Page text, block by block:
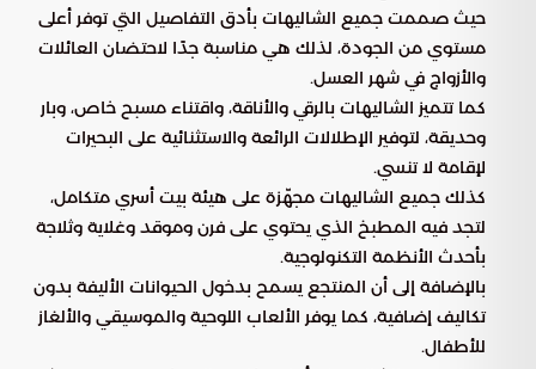
حيث صممت جميع الشاليهات بأدق التفاصيل التي توفر أعلى
مستوي من الجودة، لذلك هي مناسبة جدًا لاحتضان العائلات
والأزواج في شهر العسل.
كما تتميز الشاليهات بالرقي والأناقة، واقتناء مسبح خاص، وبار
وحديقة، لتوفير الإطلالات الرائعة والاستثنائية على البحيرات
لإقامة لا تنسي.
كذلك جميع الشاليهات مجهّزة على هيئة بيت أسري متكامل،
لتجد فيه المطبخ الذي يحتوي على فرن وموقد وغلاية وثلاجة
بأحدث الأنظمة التكنولوجية.
بالإضافة إلى أن المنتجع يسمح بدخول الحيوانات الأليفة بدون
تكاليف إضافية، كما يوفر الألعاب اللوحية والموسيقي والألغاز
للأطفال.